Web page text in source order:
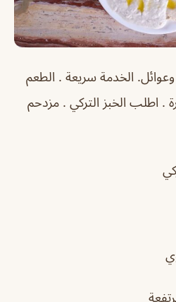
وعوائل. الخدمة سريعة . الطعم
. اطلب الخبز التركي . مزدحم